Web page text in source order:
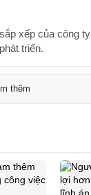
xếp của công ty
triển.
thêm